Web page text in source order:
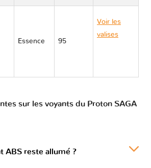
Essence 95
Voir les
valises
sur les voyants du Proton SAGA
ABS reste allumé ?